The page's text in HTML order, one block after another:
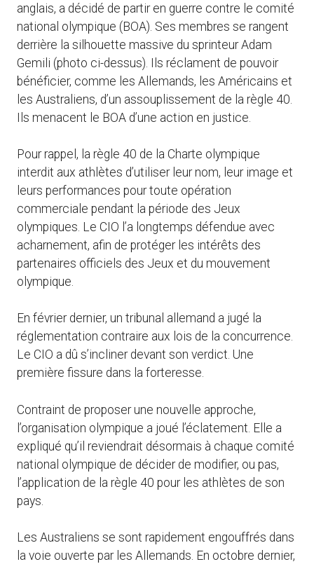
anglais, a décidé de partir en guerre contre le comité
national olympique (BOA). Ses membres se rangent
derrière la silhouette massive du sprinteur Adam
Gemili (photo ci-dessus). Ils réclament de pouvoir
bénéficier, comme les Allemands, les Américains et
les Australiens, d’un assouplissement de la règle 40.
Ils menacent le BOA d’une action en justice.
Pour rappel, la règle 40 de la Charte olympique
interdit aux athlètes d’utiliser leur nom, leur image et
leurs performances pour toute opération
commerciale pendant la période des Jeux
olympiques. Le CIO l’a longtemps défendue avec
acharnement, afin de protéger les intérêts des
partenaires officiels des Jeux et du mouvement
olympique.
En février dernier, un tribunal allemand a jugé la
réglementation contraire aux lois de la concurrence.
Le CIO a dû s’incliner devant son verdict. Une
première fissure dans la forteresse.
Contraint de proposer une nouvelle approche,
l’organisation olympique a joué l’éclatement. Elle a
expliqué qu’il reviendrait désormais à chaque comité
national olympique de décider de modifier, ou pas,
l’application de la règle 40 pour les athlètes de son
pays.
Les Australiens se sont rapidement engouffrés dans
la voie ouverte par les Allemands. En octobre dernier,